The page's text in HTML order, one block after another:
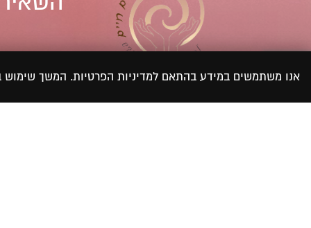
אנו משתמשים במידע בהתאם למדיניות הפרטיות. המשך